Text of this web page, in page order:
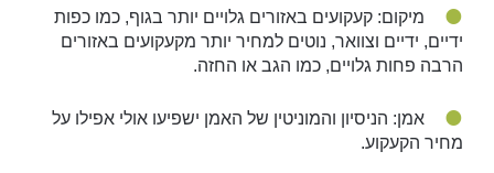
מיקום: קעקועים באזורים גלויים יותר בגוף, כמו כפות
ידיים, ידיים וצוואר, נוטים למחיר יותר מקעקועים באזורים
הרבה פחות גלויים, כמו הגב או החזה.
אמן: הניסיון והמוניטין של האמן ישפיעו אולי אפילו על
מחיר הקעקוע.